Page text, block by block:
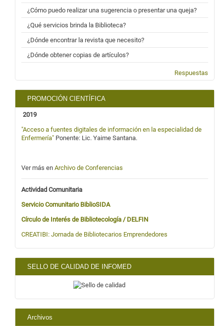
¿Cómo puedo realizar una sugerencia o presentar una queja?
¿Qué servicios brinda la Biblioteca?
¿Dónde encontrar la revista que necesito?
¿Dónde obtener copias de artículos?
Respuestas
PROMOCIÓN CIENTÍFICA
2019
"Acceso a fuentes digitales de información en la especialidad de
Enfermería" Ponente: Lic. Yaime Santana.
Ver más en Archivo de Conferencias
Actividad Comunitaria
Servicio Comunitario BiblioSIDA
Círculo de Interés de Bibliotecología / DELFIN
CREATIBI: Jornada de Bibliotecarios Emprendedores
SELLO DE CALIDAD DE INFOMED
Archivos